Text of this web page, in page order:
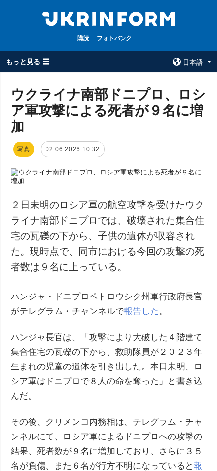
購読 フォトバンク
もっと見る ☰
日本語
全てのトピック
政治
経済・復興
社会・文化
スポーツ
犯罪
事故・緊急事態
ウクルインフォ
ルム
追加
インタビュー
写真
フォトバンク
ウクライナ南部ドニプロ、ロシ
ア軍攻撃による死者が９名に増
加
写真 02.06.2026 10:32
２日未明のロシア軍の航空攻撃を受けたウク
ライナ南部ドニプロでは、破壊された集合住
宅の瓦礫の下から、子供の遺体が収容され
た。現時点で、同市における今回の攻撃の死
者数は９名に上っている。
ハンジャ・ドニプロペトロウシク州軍行政府長官
がテレグラム・チャンネルで報告した 。
ハンジャ長官は、「攻撃により大破した４階建て
集合住宅の瓦礫の下から、救助隊員が２０２３年
生まれの児童の遺体を引き出した。本日未明、ロ
シア軍はドニプロで８人の命を奪った」と書き込
んだ。
その後、クリメンコ内務相は、テレグラム・チャ
ンネルにて、ロシア軍によるドニプロへの攻撃の
結果、死者数が９名に増加しており、さらに３５
名が負傷、また６名が行方不明になっていると報